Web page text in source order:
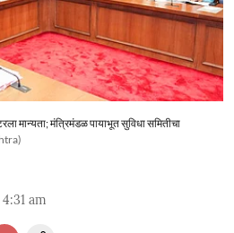
मान्यता; मंत्रिमंडळ पायाभूत सुविधा समितीचा
am